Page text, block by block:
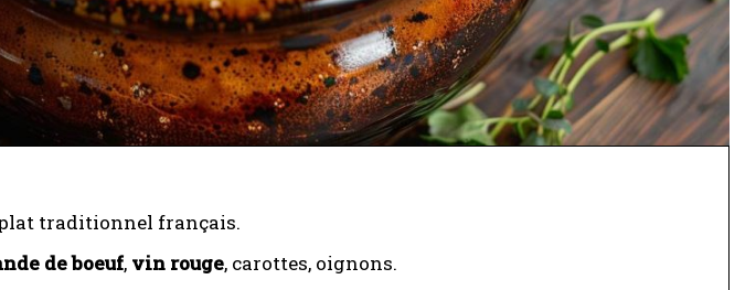
traditionnel français.
de boeuf, vin rouge, carottes, oignons.